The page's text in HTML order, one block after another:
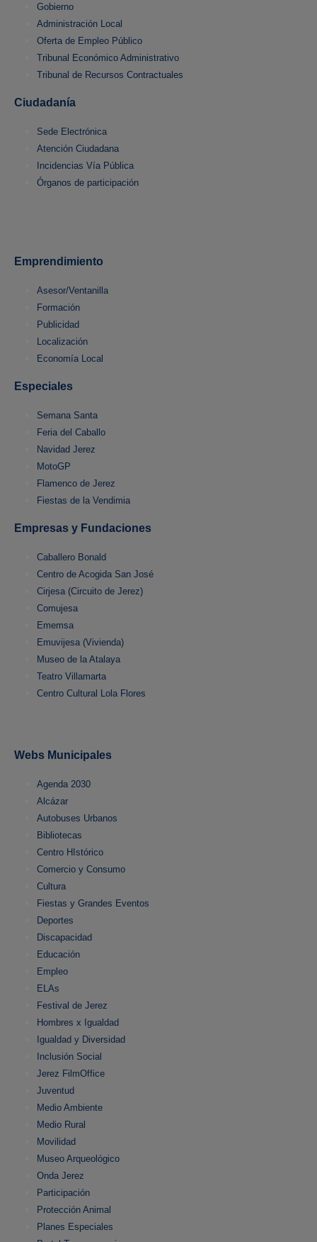
Gobierno
Administración Local
Oferta de Empleo Público
Tribunal Económico Administrativo
Tribunal de Recursos Contractuales
Ciudadanía
Sede Electrónica
Atención Ciudadana
Incidencias Vía Pública
Órganos de participación
Emprendimiento
Asesor/Ventanilla
Formación
Publicidad
Localización
Economía Local
Especiales
Semana Santa
Feria del Caballo
Navidad Jerez
MotoGP
Flamenco de Jerez
Fiestas de la Vendimia
Empresas y Fundaciones
Caballero Bonald
Centro de Acogida San José
Cirjesa (Circuito de Jerez)
Comujesa
Ememsa
Emuvijesa (Vivienda)
Museo de la Atalaya
Teatro Villamarta
Centro Cultural Lola Flores
Webs Municipales
Agenda 2030
Alcázar
Autobuses Urbanos
Bibliotecas
Centro HIstórico
Comercio y Consumo
Cultura
Fiestas y Grandes Eventos
Deportes
Discapacidad
Educación
Empleo
ELAs
Festival de Jerez
Hombres x Igualdad
Igualdad y Diversidad
Inclusión Social
Jerez FilmOffice
Juventud
Medio Ambiente
Medio Rural
Movilidad
Museo Arqueológico
Onda Jerez
Participación
Protección Animal
Planes Especiales